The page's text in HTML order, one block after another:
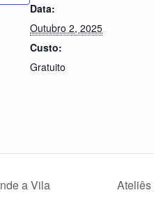
Data:
Outubro 2, 2025
Custo:
Gratuito
a Vila Ateliês